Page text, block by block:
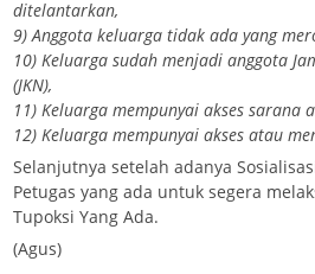
ditelantarkan,
9) Anggota keluarga tidak ada yang
10) Keluarga sudah menjadi anggota
(JKN),
11) Keluarga mempunyai akses sarana
12) Keluarga mempunyai akses atau
Selanjutnya setelah adanya
Petugas yang ada untuk segera
Tupoksi Yang Ada.
(Agus)